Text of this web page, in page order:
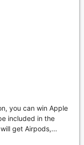
you can win Apple
included in the
get Airpods,...